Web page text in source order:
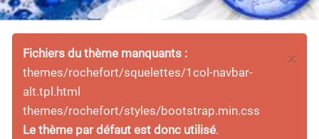
×
Fichiers du thème manquants :
themes/rochefort/squelettes/1col-navbar-
alt.tpl.html
themes/rochefort/styles/bootstrap.min.css
Le thème par défaut est donc utilisé.